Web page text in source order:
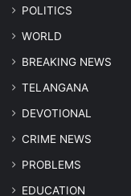
POLITICS
WORLD
BREAKING NEWS
TELANGANA
DEVOTIONAL
CRIME NEWS
PROBLEMS
EDUCATION